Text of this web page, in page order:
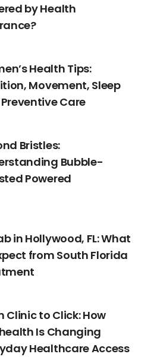
by Health
Health Tips:
Movement, Sleep
Care
Bristles:
Bubble-
Powered
in Hollywood, FL: What
from South Florida
Clinic to Click: How
Is Changing
Healthcare Access